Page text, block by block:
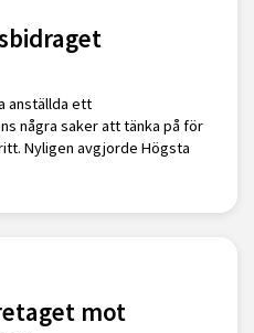
anställda ett
några saker att tänka på för
Nyligen avgjorde Högsta
mot